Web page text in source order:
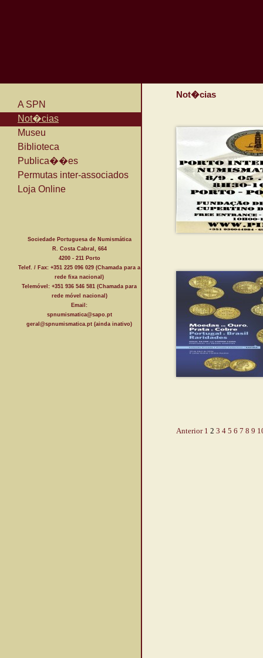
A SPN
Not�cias
Museu
Biblioteca
Publica��es
Permutas inter-associados
Loja Online
Sociedade Portuguesa de Numismática
R. Costa Cabral, 664
4200 - 211 Porto
Telef. / Fax: +351 225 096 029 (Chamada para a
rede fixa nacional)
Telemóvel: +351 936 546 581 (Chamada para
rede móvel nacional)
Email:
spnumismatica@sapo.pt
geral@spnumismatica.pt (ainda inativo)
Not�cias
Anterior 1 2 3 4 5 6 7 8 9